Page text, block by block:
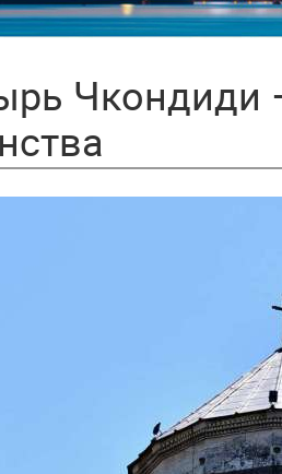
Чкондиди